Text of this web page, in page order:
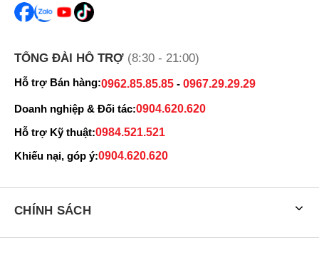
TỔNG ĐÀI HỖ TRỢ (8:30 - 21:00)
Hỗ trợ Bán hàng:0962.85.85.85 - 0967.29.29.29
Doanh nghiệp & Đối tác:0904.620.620
Hỗ trợ Kỹ thuật:0984.521.521
Khiếu nại, góp ý:0904.620.620
CHÍNH SÁCH